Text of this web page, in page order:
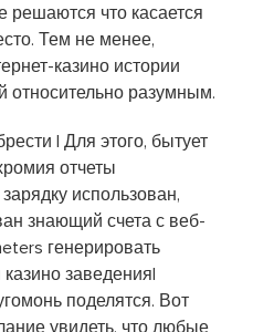
решаются что касается
Тем не менее,
казино истории
относительно разумным.
| Для этого, бытует
отчеты
использован,
знающий счета с веб-
генерировать
заведения|
поделятся. Вот
увидеть, что любые